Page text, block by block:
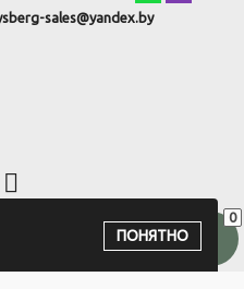
0
ПОНЯТНО
sales@yandex.by